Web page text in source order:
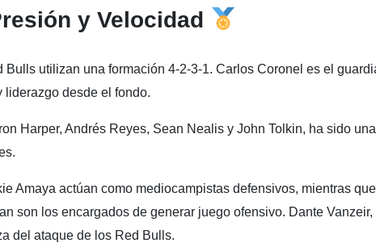
y Velocidad
utilizan una formación 4-2-3-1. Carlos Coronel es el
liderazgo desde el fondo.
Harper, Andrés Reyes, Sean Nealis y John Tolkin, ha sido una
Amaya actúan como mediocampistas defensivos, mientras que
son los encargados de generar juego ofensivo. Dante Vanzeir,
del ataque de los Red Bulls.